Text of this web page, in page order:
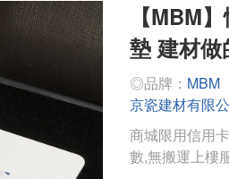
【MBM
墊 建材做
◎品牌： MBM
京瓷建材有限
商城限用信用
數,無搬運上樓